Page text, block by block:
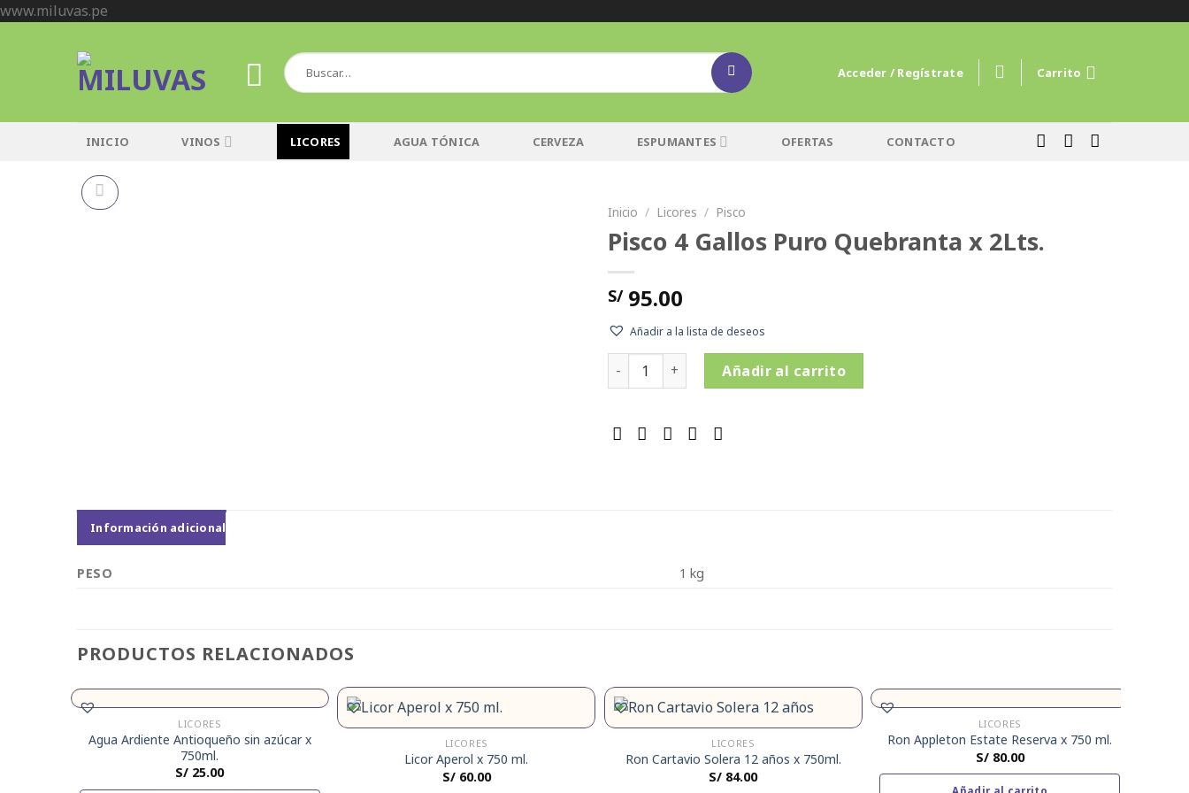
www.miluvas.pe
Buscar
por:
Acceder / Regístrate Carrito
INICIO VINOS LICORES AGUA TÓNICA CERVEZA ESPUMANTES OFERTAS CONTACTO
Inicio / Licores / Pisco
Pisco 4 Gallos Puro Quebranta x 2Lts.
S/95.00
Añadir a la lista de deseos
Pisco 4 Gallos Puro Quebranta x 2Lts. cantidad
Añadir al carrito
Información adicional
PESO 1 kg
PRODUCTOS RELACIONADOS
LICORES
Agua Ardiente Antioqueño sin azúcar x
750ml.
S/ 25.00
LICORES
Licor Aperol x 750 ml.
S/60.00
LICORES
Ron Cartavio Solera 12 años x 750ml.
S/ 84.00
LICORES
Ron Appleton Estate Reserva x 750 ml.
S/80.00